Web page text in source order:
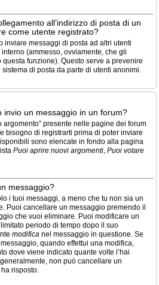
all’indirizzo di posta di un
come utente registrato?
inviare messaggi di posta ad altri utenti
(ammesso, ovviamente, che gli
funzione). Questo serve a prevenire
di posta da parte di utenti anonimi.
un messaggio in un forum?
argomento” presente nelle pagine dei forum
bisogno di registrarti prima di poter inviare
sono elencate in fondo alla pagina
Puoi aprire nuovi argomenti, Puoi votare
messaggio?
i tuoi messaggi, a meno che tu non sia un
Puoi cancellare un messaggio premendo il
che vuoi eliminare. Puoi modificare un
periodo di tempo dopo il suo
modifica nel messaggio in questione. Se
quando effettui una modifica,
dove viene indicato quante volte l’hai
non può cancellare un
risposto.